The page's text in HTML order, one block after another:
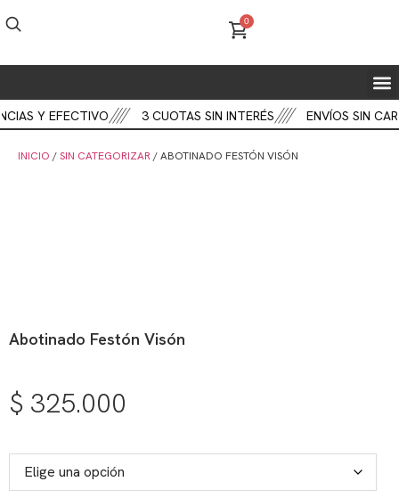
0
Y EFECTIVO 3 CUOTAS SIN INTERÉS ENVÍOS SIN
INICIO /SIN CATEGORIZAR/ ABOTINADO FESTÓN VISÓN
Abotinado Festón Visón
$ 325.000